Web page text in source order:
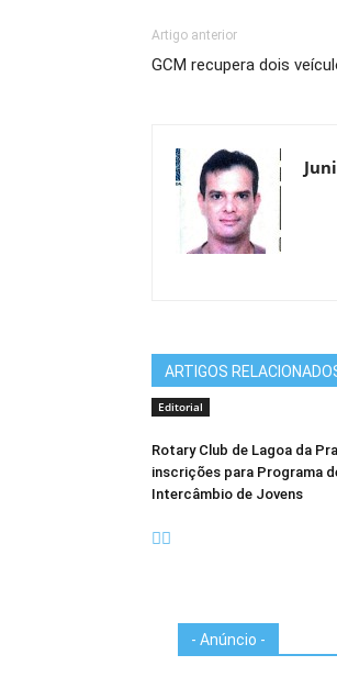
Artigo anterior
GCM recupera dois
ARTIGOS
Editorial
Rotary Club de Lagoa da
inscrições para Programa
Intercâmbio de Jovens
- Anúncio -